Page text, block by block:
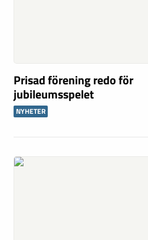
Prisad förening redo för
jubileumsspelet
NYHETER